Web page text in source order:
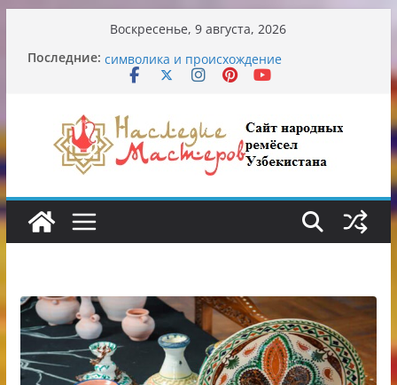
содержимому
Воскресенье, 9 августа, 2026
Последние: Узбекские традиционные узоры:
символика и происхождение
Опасная диета Алины Загитовой
От знахарей до университетских клиник
Обрушение на одном из ключевых
перекрёстков Ташкента: перекрыт
путепровод на Буюк Ипак Йули